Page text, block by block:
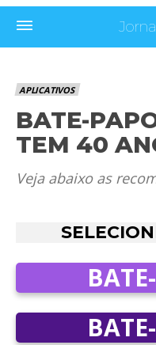
APLICATIVOS
BATE-
TEM 40
Veja abaixo as